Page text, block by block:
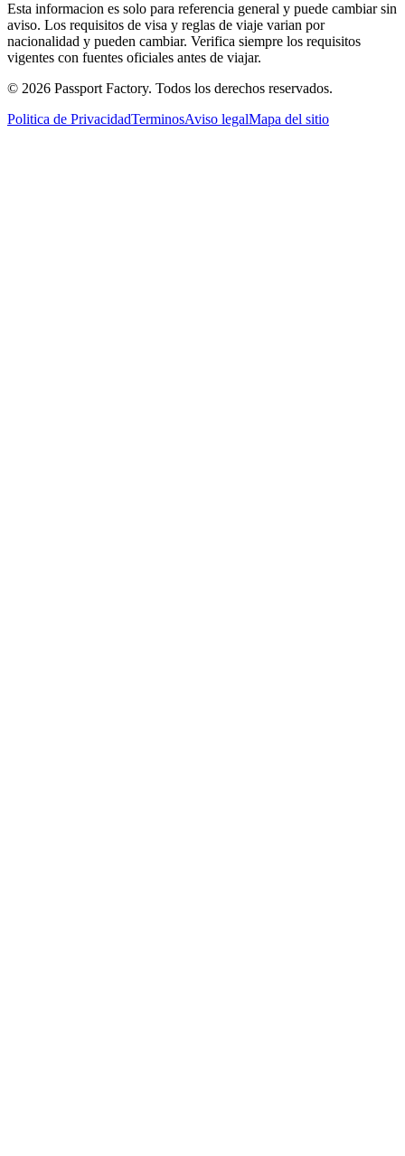
Esta informacion es solo para referencia general y puede cambiar sin
aviso. Los requisitos de visa y reglas de viaje varian por
nacionalidad y pueden cambiar. Verifica siempre los requisitos
vigentes con fuentes oficiales antes de viajar.
© 2026 Passport Factory. Todos los derechos reservados.
Politica de PrivacidadTerminosAviso legalMapa del sitio